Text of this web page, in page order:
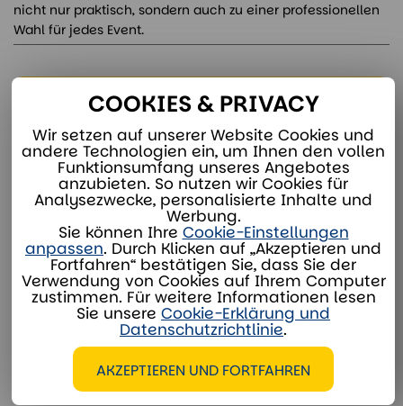
nicht nur praktisch, sondern auch zu einer professionellen
Wahl für jedes Event.
Unsere Mietspezialisten stehen für Sie bereit:
miete@divaco.com
Whatsapp
ZUSÄTZLICHE OPTIONEN
COOKIES & PRIVACY
Wir setzen auf unserer Website Cookies und
andere Technologien ein, um Ihnen den vollen
Funktionsumfang unseres Angebotes
anzubieten. So nutzen wir Cookies für
Analysezwecke, personalisierte Inhalte und
Werbung.
Sie können Ihre Cookie-Einstellungen
anpassen. Durch Klicken auf „Akzeptieren und
Fortfahren“ bestätigen Sie, dass Sie der
Verwendung von Cookies auf Ihrem Computer
zustimmen. Für weitere Informationen lesen
Sie unsere Cookie-Erklärung und
Datenschutzrichtlinie.
AKZEPTIEREN UND FORTFAHREN